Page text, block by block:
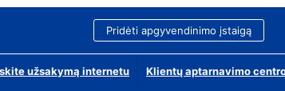
Pridėti apgyvendinimo įstaigą
užsakymą internetu Klientų aptarnavimo